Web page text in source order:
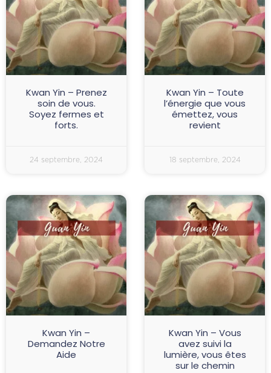
Kwan Yin – Prenez
soin de vous.
Soyez fermes et
forts.
24 septembre, 2024
Kwan Yin – Toute
l’énergie que vous
émettez, vous
revient
18 septembre, 2024
Kwan Yin –
Demandez Notre
Aide
Kwan Yin – Vous
avez suivi la
lumière, vous êtes
sur le chemin